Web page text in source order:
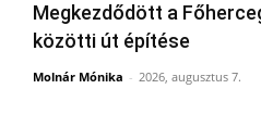
Megkezdődött a
közötti út építése
Molnár Mónika - 2026, augusztus 7.